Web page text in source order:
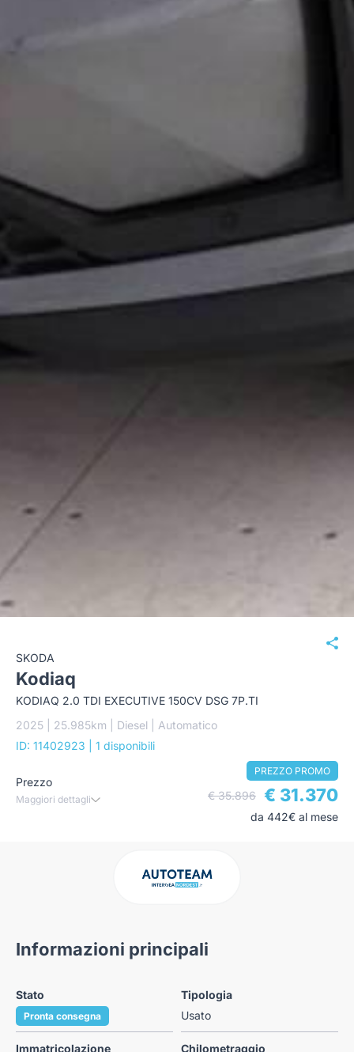
SKODA
Kodiaq
KODIAQ 2.0 TDI EXECUTIVE 150CV DSG 7P.TI
2025 | 25.985km | Diesel | Automatico
ID: 11402923
| 1 disponibili
Prezzo
Maggiori dettagli
PREZZO PROMO
€ 35.896 € 31.370
da 442€ al mese
Informazioni principali
Stato
Pronta consegna
Tipologia
Usato
Immatricolazione Chilometraggio